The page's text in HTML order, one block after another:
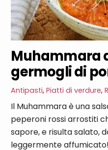
Muhammara
germogli di
Antipasti,Piatti di verdure,
Il Muhammara è una
peperoni rossi arrostiti
sapore, e risulta salato,
leggermente